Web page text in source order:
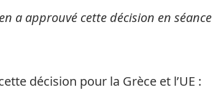
a approuvé cette décision en séance
décision pour la Grèce et l’UE :